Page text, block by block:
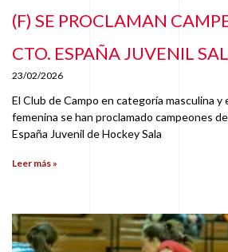
(F) SE PROCLAMAN
CTO. ESPAÑA JUVENIL
23/02/2026
El Club de Campo en categoría masculina y
femenina se han proclamado campeones
España Juvenil de Hockey Sala
Leer más »